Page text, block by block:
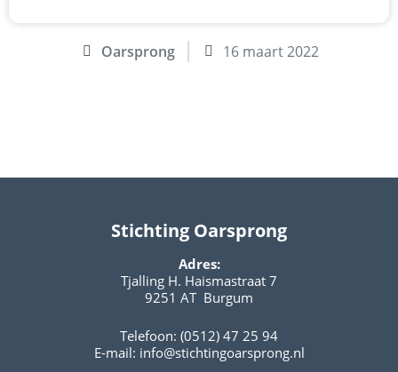
Oarsprong 16 maart 2022
Stichting Oarsprong
Adres:
Tjalling H. Haismastraat 7
9251 AT Burgum
Telefoon: (0512) 47 25 94
E-mail: info@stichtingoarsprong.nl